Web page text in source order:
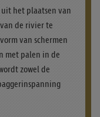
het plaatsen van
de rivier te
van schermen
met palen in de
zowel de